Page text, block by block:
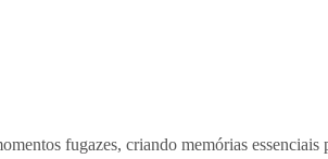
fugazes, criando memórias